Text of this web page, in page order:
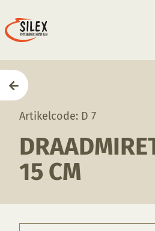
Artikelcode: D 7
15 CM